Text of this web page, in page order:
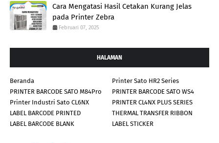
Cara Mengatasi Hasil Cetakan Kurang Jelas
pada Printer Zebra
Februari 07, 2025
HALAMAN
Beranda
Printer Sato HR2 Series
PRINTER BARCODE SATO M84Pro
PRINTER BARCODE SATO WS4
Printer Industri Sato CL6NX
PRINTER CL4NX PLUS SERIES
LABEL BARCODE PRINTED
THERMAL TRANSFER RIBBON
LABEL BARCODE BLANK
LABEL STICKER